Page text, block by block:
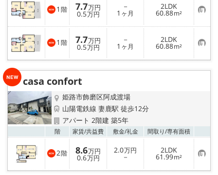
1 階 7.7万円
0.5万円
－
1 ヶ月
2LDK
60.88m² お
気
に
入
り
登
録
1 階 7.7万円
0.5万円
－
1 ヶ月
2LDK
60.88m² お
気
に
り
casa confort
姫路市飾磨区阿成渡場
山陽電鉄線 妻鹿駅 徒歩12分
アパート 2階建 築5年
階 家賃/共益費 敷金/礼金 間取り/専有面積
2階 8.6万円
0.6万円
2.0万円
－
2LDK
61.99m² お
気
に